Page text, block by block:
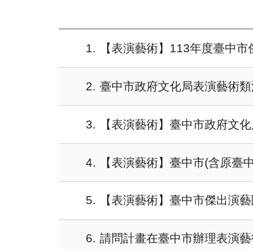
1 【表演藝術】113年度臺中
2 臺中市政府文化局表演藝術
3 【表演藝術】臺中市政府文
4 【表演藝術】臺中市(含原臺
5 【表演藝術】臺中市傑出演
6 請問計畫在臺中市辦理表演